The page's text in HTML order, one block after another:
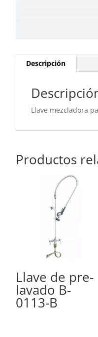
Descripción
Llave mezcladora
Productos
Llave de pre-
lavado B-
0113-B